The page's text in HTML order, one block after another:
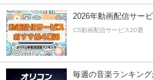
2026年動画配信サー
CS動画配信サービス20選
毎週の音楽ランキン